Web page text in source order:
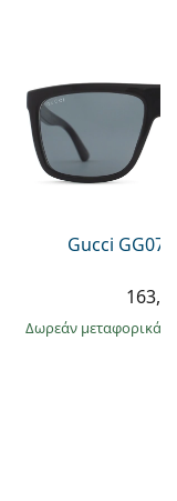
Gucci
Δωρεάν μεταφορικά